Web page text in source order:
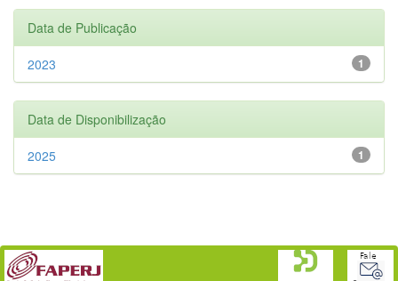
Data de Publicação
1
2023
Data de Disponibilização
1
2025